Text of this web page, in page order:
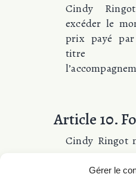
Gérer le
Cindy
excéder le
prix payé
Article 10.
Cindy Ringot
tenue
du